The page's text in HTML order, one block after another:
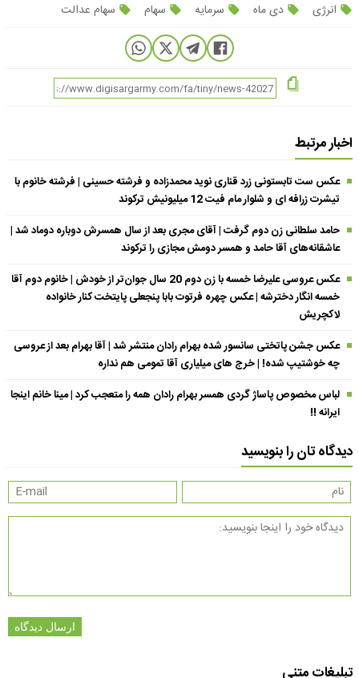
انرژی دی ماه سرمایه سهام سهام عدالت
اخبار مرتبط
عکس ست تابستونی زرد قناری نوید محمدزاده و فرشته حسینی | فرشته خانوم با
تیشرت زرافه ای و شلوار مام فیت 12 میلیونیش ترکوند
حامد سلطانی زن دوم گرفت | آقای مجری بعد از سال همسرش دوباره دوماد شد |
عاشقانه‌های آقا حامد و همسر دومش مجازی را ترکوند
عکس عروسی علیرضا خمسه با زن دوم 20 سال جوان‌تر از خودش | خانوم دوم آقا
خمسه انگار دخترشه | عکس چهره فرتوت بابا پنجعلی پایتخت کنار خانواده
لاکچریش
عکس جشن پاتختی سانسور شده بهرام رادان منتشر شد | آقا بهرام بعد از عروسی
چه خوشتیپ شده! | خرج های میلیاری آقا تمومی هم نداره
لباس مخصوص پاساژ گردی همسر بهرام رادان همه را متعجب کرد | مینا خانم اینجا
ایرانه !!
دیدگاه تان را بنویسید
ارسال دیدگاه
تبلیغات متنی